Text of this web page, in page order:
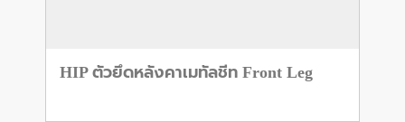
HIP ตัวยึดหลังคาเมทัลชีท Front Leg